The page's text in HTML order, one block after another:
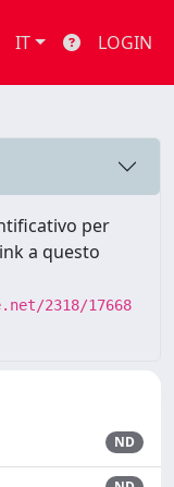
IT LOGIN
per
a questo
2318/17668
ND